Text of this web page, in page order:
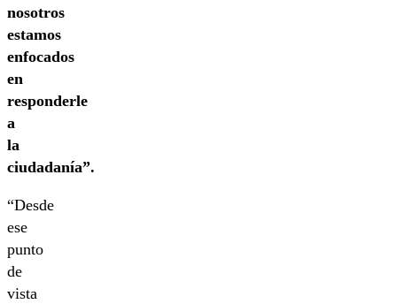
nosotros
estamos
enfocados
en
responderle
a
la
ciudadanía”.
“Desde
ese
punto
de
vista